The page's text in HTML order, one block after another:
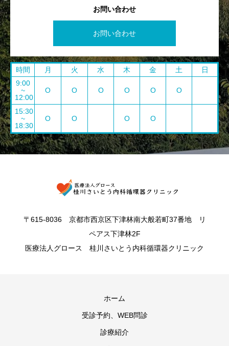
お問い合わせ
お問い合わせ
時間 月 火 水 木 金 土
日
9:00
~
12:00
O O O O O O
15:30
~
18:30
O O O O
〒615-8036 京都市西京区下津林南大般若町37番地 リ
ペアス下津林2F
医療法人グロース 桂川さいとう内科循環器クリニック
ホーム
受診予約、WEB問診
診療紹介